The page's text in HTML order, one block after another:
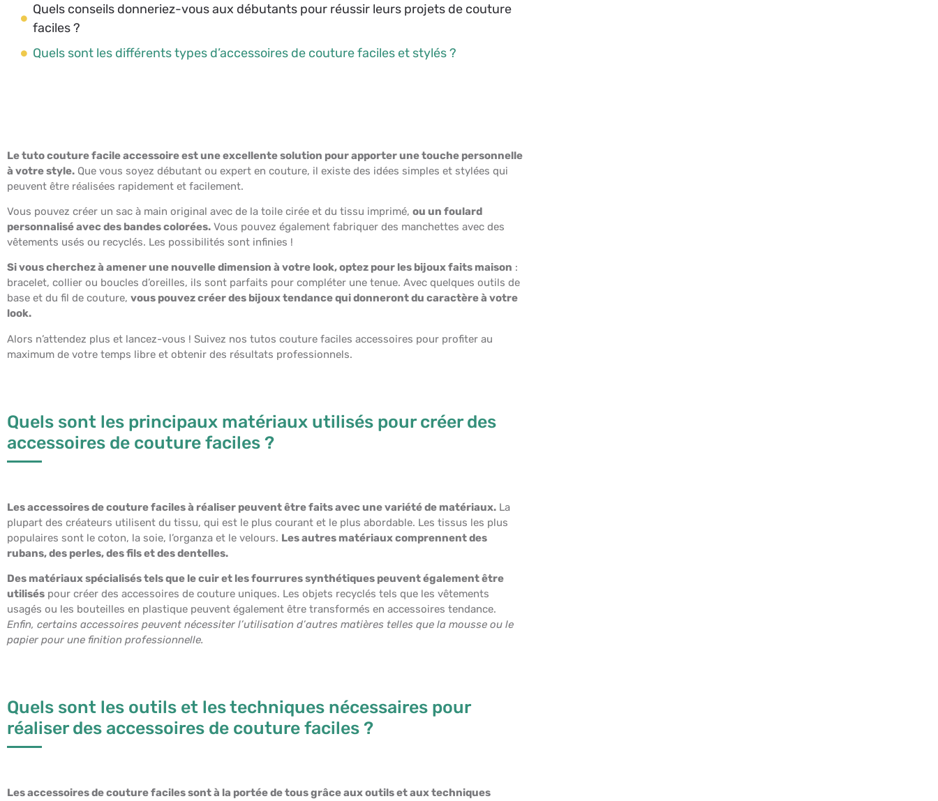
Quels conseils donneriez-vous aux débutants pour réussir leurs projets de couture
faciles ?
Quels sont les différents types d’accessoires de couture faciles et stylés ?
Le tuto couture facile accessoire est une excellente solution pour apporter une touche personnelle
à votre style. Que vous soyez débutant ou expert en couture, il existe des idées simples et stylées qui
peuvent être réalisées rapidement et facilement.
Vous pouvez créer un sac à main original avec de la toile cirée et du tissu imprimé, ou un foulard
personnalisé avec des bandes colorées. Vous pouvez également fabriquer des manchettes avec des
vêtements usés ou recyclés. Les possibilités sont infinies !
Si vous cherchez à amener une nouvelle dimension à votre look, optez pour les bijoux faits maison :
bracelet, collier ou boucles d’oreilles, ils sont parfaits pour compléter une tenue. Avec quelques outils de
base et du fil de couture, vous pouvez créer des bijoux tendance qui donneront du caractère à votre
look.
Alors n’attendez plus et lancez-vous ! Suivez nos tutos couture faciles accessoires pour profiter au
maximum de votre temps libre et obtenir des résultats professionnels.
Quels sont les principaux matériaux utilisés pour créer des
accessoires de couture faciles ?
Les accessoires de couture faciles à réaliser peuvent être faits avec une variété de matériaux. La
plupart des créateurs utilisent du tissu, qui est le plus courant et le plus abordable. Les tissus les plus
populaires sont le coton, la soie, l’organza et le velours. Les autres matériaux comprennent des
rubans, des perles, des fils et des dentelles.
Des matériaux spécialisés tels que le cuir et les fourrures synthétiques peuvent également être
utilisés pour créer des accessoires de couture uniques. Les objets recyclés tels que les vêtements
usagés ou les bouteilles en plastique peuvent également être transformés en accessoires tendance.
Enfin, certains accessoires peuvent nécessiter l’utilisation d’autres matières telles que la mousse ou le
papier pour une finition professionnelle.
Quels sont les outils et les techniques nécessaires pour
réaliser des accessoires de couture faciles ?
Les accessoires de couture faciles sont à la portée de tous grâce aux outils et aux techniques